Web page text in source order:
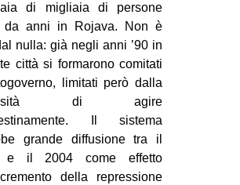
di migliaia di persone
da anni in Rojava. Non è
nulla: già negli anni ’90 in
città si formarono comitati
limitati però dalla
di agire
Il sistema
grande diffusione tra il
e il 2004 come effetto
della repressione